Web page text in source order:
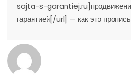
sajta-s-
гарантией[/url] — как это